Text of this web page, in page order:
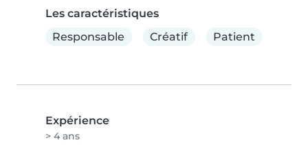
Les caractéristiques
Responsable
Créatif Patient
Expérience
> 4 ans